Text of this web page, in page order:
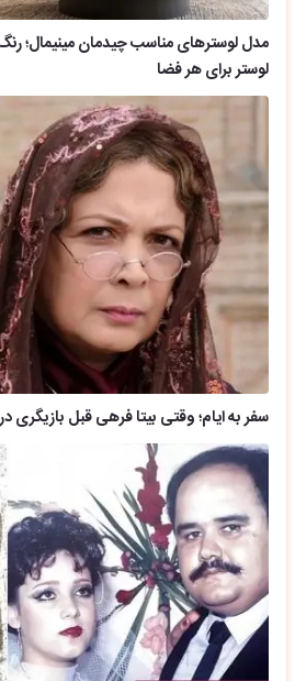
مدل لوسترهای مناسب چیدمان مینیمال؛
لوستر برای هر فضا
سفر به ایام؛ وقتی بیتا فرهی قبل بازیگری در